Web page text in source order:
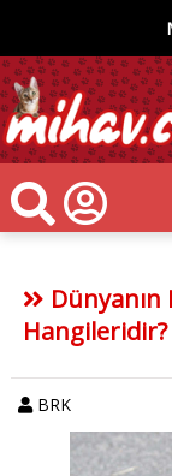
Hangileridir?
BRK